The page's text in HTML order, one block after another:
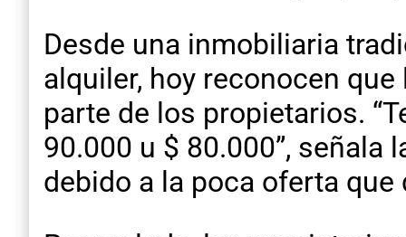
Desde una inmobiliaria
alquiler, hoy reconocen que
parte de los propietarios.
90.000 u $ 80.000”, señala
debido a la poca oferta